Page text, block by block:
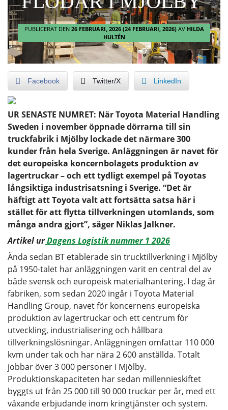
PUBLICERAT DEN 26 FEBRUARI, 2026(24 FEBRUARI, 2026) AV HILDA
HULTÉN
Facebook Twitter/X LinkedIn
UR SENASTE NUMRET: När Toyota Material Handling
Sweden i november öppnade dörrarna till sin
truckfabrik i Mjölby lockade det närmare 300
kunder från hela Sverige. Anläggningen är navet för
det europeiska koncernbolagets produktion av
lagertruckar – och ett tydligt exempel på Toyotas
långsiktiga industrisatsning i Sverige. “Det är
häftigt att Toyota valt att fortsätta satsa här i
stället för att flytta tillverkningen utomlands, som
många andra gjort”, säger Niklas Jalkner.
Artikel urDagens Logistik nummer 1 2026
Ända sedan BT etablerade sin trucktillverkning i Mjölby
på 1950-talet har anläggningen varit en central del av
både svensk och europeisk materialhantering. I dag är
fabriken, som sedan 2020 ingår i Toyota Material
Handling Group, navet för koncernens europeiska
produktion av lagertruckar och ett centrum för
utveckling, industrialisering och hållbara
tillverkningslösningar. Anläggningen omfattar 110 000
kvm under tak och har nära 2 600 anställda. Totalt
jobbar över 3 000 personer i Mjölby.
Produktionskapaciteten har sedan millennieskiftet
byggts ut från 25 000 till 90 000 truckar per år, med ett
växande erbjudande inom kringtjänster och system.